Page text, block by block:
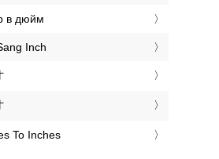
в дюйм
Inch
To Inches